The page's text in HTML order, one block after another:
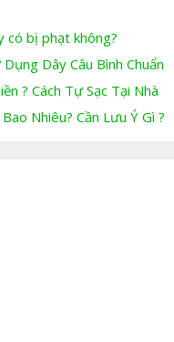
có bị phạt không?
Dây Câu Bình Chuẩn
? Cách Tự Sạc Tại Nhà
Nhiêu? Cần Lưu Ý Gì ?